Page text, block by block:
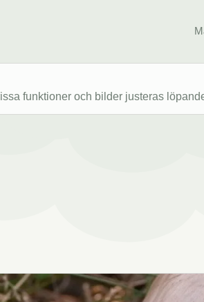
funktioner och bilder justeras